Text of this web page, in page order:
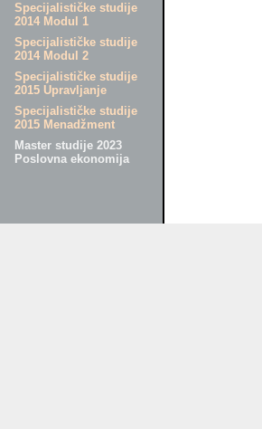
Specijalističke studije
2014 Modul 1
Specijalističke studije
2014 Modul 2
Specijalističke studije
2015 Upravljanje
Specijalističke studije
2015 Menadžment
Master studije 2023
Poslovna ekonomija